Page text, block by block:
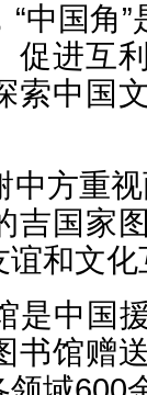
“中国角
促进互
索中国
中方重
吉国家
和文化
是中国
书馆赠